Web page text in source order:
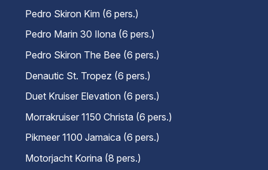
Pedro Skiron Kim (6 pers.)
Pedro Marin 30 Ilona (6 pers.)
Pedro Skiron The Bee (6 pers.)
Denautic St. Tropez (6 pers.)
Duet Kruiser Elevation (6 pers.)
Morrakruiser 1150 Christa (6 pers.)
Pikmeer 1100 Jamaica (6 pers.)
Motorjacht Korina (8 pers.)